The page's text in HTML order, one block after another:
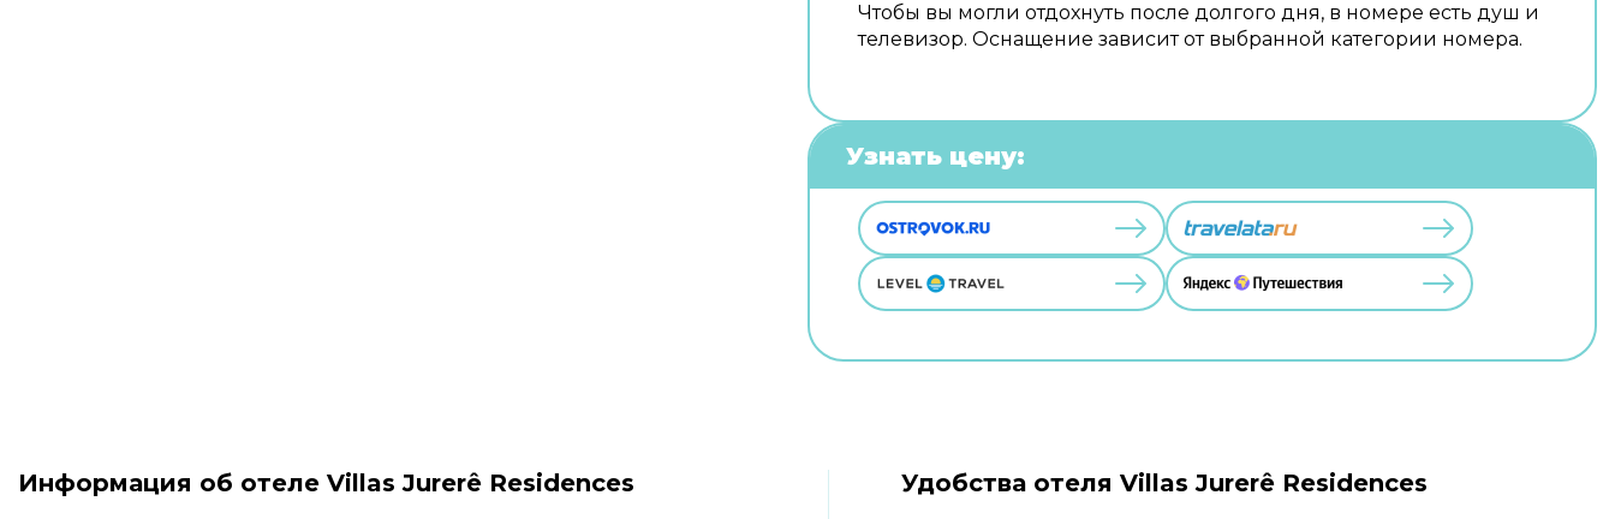
Чтобы вы могли отдохнуть после долгого дня, в номере есть душ и
телевизор. Оснащение зависит от выбранной категории номера.
Узнать цену:
Информация об отеле Villas Jurerê Residences Удобства отеля Villas Jurerê Residences